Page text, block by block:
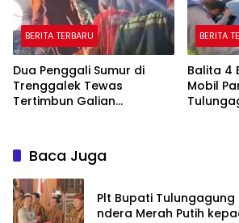
BERITA TERBARU
Dua Penggali Sumur di
Trenggalek Tewas
Tertimbun Galian
BERITA
Balita 4
Mobil
Baca Juga
Plt Bupati Tulungagung
ndera Merah Putih